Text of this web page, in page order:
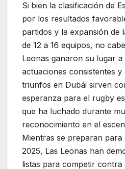
Si bien la clasificación de
por los resultados
partidos y la expansión de
de 12 a 16 equipos, no
Leonas ganaron su lugar a
actuaciones consistentes y
triunfos en Dubái sirven
esperanza para el rugby
que ha luchado durante
reconocimiento en el
Mientras se preparan para
2025, Las Leonas han
listas para competir contra